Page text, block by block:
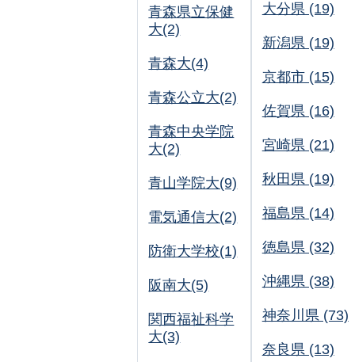
青森県立保健
大(2)
青森大(4)
青森公立大(2)
青森中央学院
大(2)
青山学院大(9)
電気通信大(2)
防衛大学校(1)
阪南大(5)
関西福祉科学
大(3)
大分県 (19)
新潟県 (19)
京都市 (15)
佐賀県 (16)
宮崎県 (21)
秋田県 (19)
福島県 (14)
徳島県 (32)
沖縄県 (38)
神奈川県 (73)
奈良県 (13)